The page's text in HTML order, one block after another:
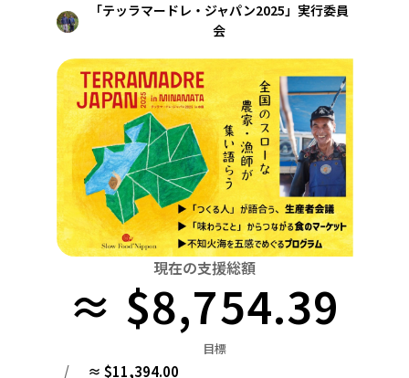
近畿
四国
九州・沖縄
北海道 青森 岩手 宮城 秋田 山形
茨城 栃木 群馬 埼玉 東京
富山 石川 福井 山梨 長野
滋賀 京都 大阪 兵庫 奈良
鳥取 島根 岡山 広島 山口
愛媛 高知
佐賀 長崎 熊本 大分 宮崎
「テッラマードレ・ジャパン2025」実行委員
会
現在の支援総額
≈ $8,754.39
目標
/ ≈ $11,394.00